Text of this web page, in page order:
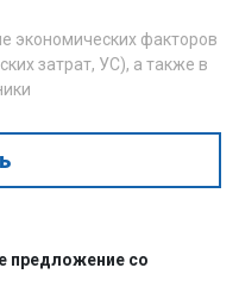
экономических факторов
затрат, УС), а также в
предложение со